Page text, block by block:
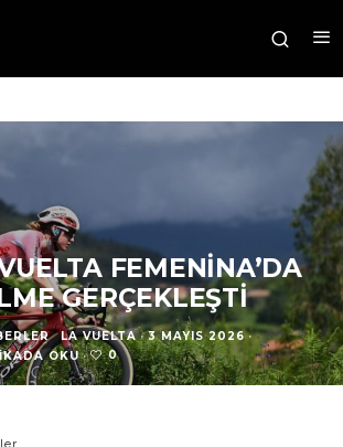
FEMENINA’DA
GERÇEKLEŞTI
LA VUELTA · 3 MAYIS 2026 ·
OKU · 0